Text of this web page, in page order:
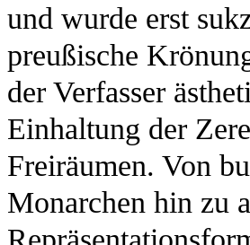
und wurde erst
preußische
der Verfasser
Einhaltung der
Freiräumen. Von
Monarchen hin zu